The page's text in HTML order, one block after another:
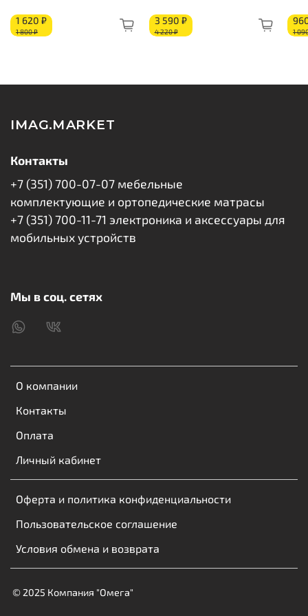
Изоляционный слой
Кокосовое волокно: 10 мм
1 620 ₽
1 800 ₽
3 590 ₽
4 220 ₽ 1
IMAG.MARKET
О компании
Контакты
Оплата
Личный кабинет
Оферта и политика конфиденциальности
Пользовательское соглашение
Условия обмена и возврата
Контакты
+7 (351) 700-07-07 мебельные
комплектующие и ортопедические матрасы
+7 (351) 700-11-71 электроника и аксессуары для
мобильных устройств
Мы в соц. сетях
© 2025 Компания "Омега"